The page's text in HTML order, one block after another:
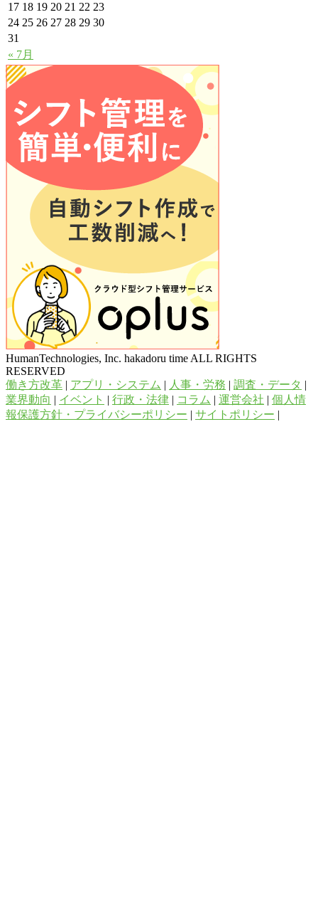
« 7月
17 18 19 20 21 22 23
24 25 26 27 28 29 30
31
HumanTechnologies, Inc. hakadoru time ALL RIGHTS
RESERVED
働き方改革 | アプリ・システム | 人事・労務 | 調査・データ |
業界動向 | イベント | 行政・法律 | コラム | 運営会社 | 個人情
報保護方針・プライバシーポリシー | サイトポリシー |